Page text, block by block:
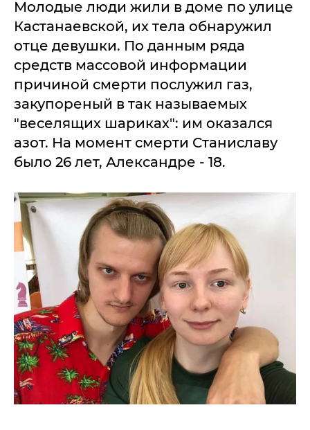
Молодые люди жили в доме по улице
Кастанаевской, их тела обнаружил
отце девушки. По данным ряда
средств массовой информации
причиной смерти послужил газ,
закупореный в так называемых
"веселящих шариках": им оказался
азот. На момент смерти Станиславу
было 26 лет, Александре - 18.